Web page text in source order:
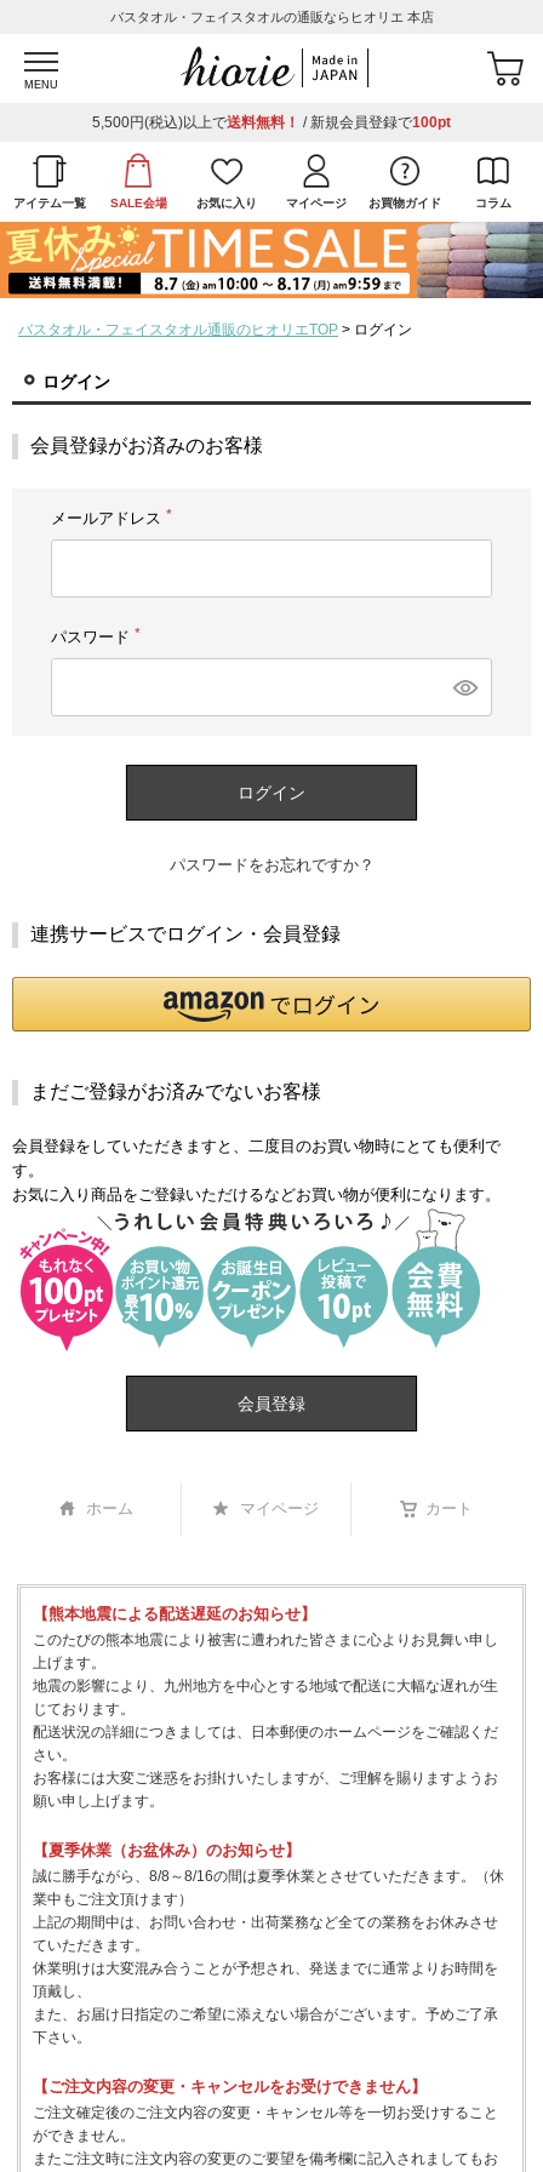
バスタオル・フェイスタオルの通販ならヒオリエ 本店
MENU
5,500円(税込)以上で送料無料！ / 新規会員登録で100pt
アイテム一覧 SALE会場 お気に入り マイページ お買物ガイド コラム
バスタオル・フェイスタオル通販のヒオリエTOP ログイン
ログイン
会員登録がお済みのお客様
メールアドレス
パスワード
ログイン
パスワードをお忘れですか？
連携サービスでログイン・会員登録
まだご登録がお済みでないお客様
会員登録をしていただきますと、二度目のお買い物時にとても便利で
す。
お気に入り商品をご登録いただけるなどお買い物が便利になります。
会員登録
ホーム マイページ カート
【熊本地震による配送遅延のお知らせ】
このたびの熊本地震により被害に遭われた皆さまに心よりお見舞い申し
上げます。
地震の影響により、九州地方を中心とする地域で配送に大幅な遅れが生
じております。
配送状況の詳細につきましては、日本郵便のホームページをご確認くだ
さい。
お客様には大変ご迷惑をお掛けいたしますが、ご理解を賜りますようお
願い申し上げます。
【夏季休業（お盆休み）のお知らせ】
誠に勝手ながら、8/8～8/16の間は夏季休業とさせていただきます。（休
業中もご注文頂けます）
上記の期間中は、お問い合わせ・出荷業務など全ての業務をお休みさせ
ていただきます。
休業明けは大変混み合うことが予想され、発送までに通常よりお時間を
頂戴し、
また、お届け日指定のご希望に添えない場合がございます。予めご了承
下さい。
【ご注文内容の変更・キャンセルをお受けできません】
ご注文確定後のご注文内容の変更・キャンセル等を一切お受けすること
ができません。
またご注文時に注文内容の変更のご要望を備考欄に記入されましてもお